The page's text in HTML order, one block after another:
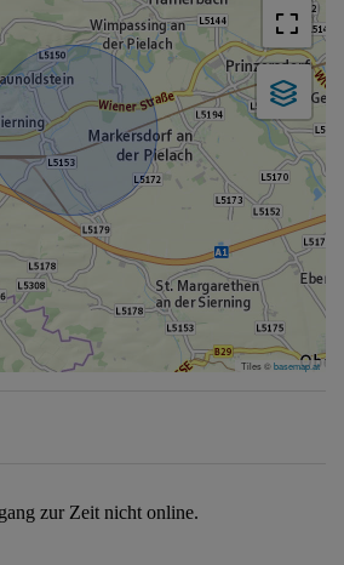
Tiles ©basemap.at